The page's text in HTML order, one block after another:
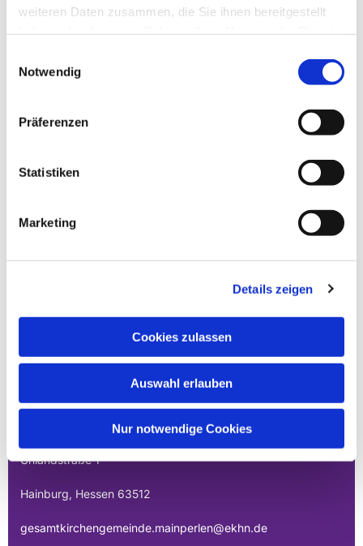
weiteren Daten zusammen, die Sie ihnen bereitgestellt
Notwendig
Präferenzen
Statistiken
Marketing
Details zeigen
Cookies zulassen
Auswahl erlauben
Nur notwendige Cookies
EVANGELISCHE
GESAMTKIRCHENGEMEINDE DER
MAINPERLEN
Uhlandstraße 1
Hainburg, Hessen 63512
gesamtkirchengemeinde.mainperlen@ekhn.de